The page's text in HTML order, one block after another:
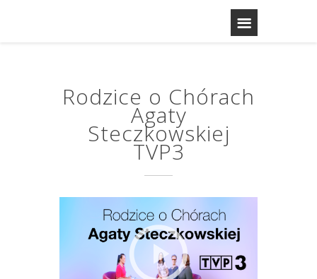
Rodzice o Chórach
Agaty
Steczkowskiej
TVP3